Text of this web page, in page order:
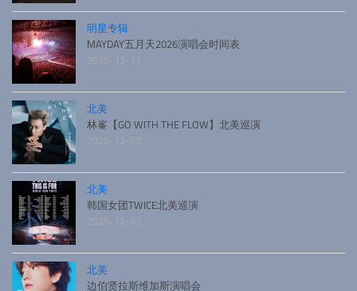
明星专辑
MAYDAY五月天2026演唱会时间表
2025-12-17
北美
林峯【GO WITH THE FLOW】北美巡演
2025-12-02
北美
韩国女团TWICE北美巡演
2025-12-02
北美
边伯贤拉斯维加斯演唱会